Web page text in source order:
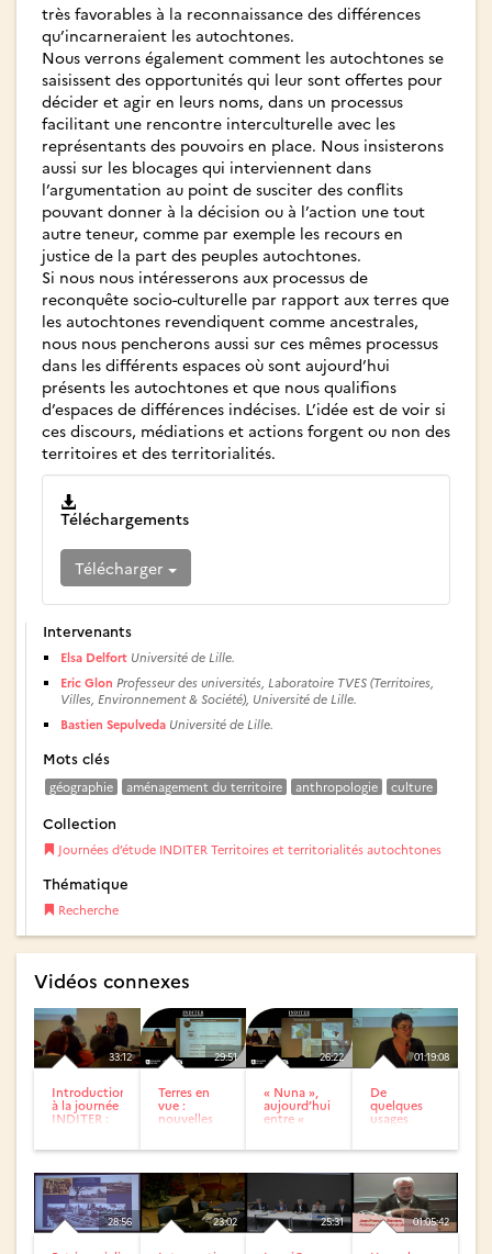
très favorables à la reconnaissance des différences
qu’incarneraient les autochtones.
Nous verrons également comment les autochtones se
saisissent des opportunités qui leur sont offertes pour
décider et agir en leurs noms, dans un processus
facilitant une rencontre interculturelle avec les
représentants des pouvoirs en place. Nous insisterons
aussi sur les blocages qui interviennent dans
l’argumentation au point de susciter des conflits
pouvant donner à la décision ou à l’action une tout
autre teneur, comme par exemple les recours en
justice de la part des peuples autochtones.
Si nous nous intéresserons aux processus de
reconquête socio-culturelle par rapport aux terres que
les autochtones revendiquent comme ancestrales,
nous nous pencherons aussi sur ces mêmes processus
dans les différents espaces où sont aujourd’hui
présents les autochtones et que nous qualifions
d’espaces de différences indécises. L’idée est de voir si
ces discours, médiations et actions forgent ou non des
territoires et des territorialités.
Téléchargements
Télécharger
Intervenants
Elsa Delfort Université de Lille.
Eric Glon Professeur des universités, Laboratoire TVES (Territoires,
Villes, Environnement & Société), Université de Lille.
Bastien Sepulveda Université de Lille.
Mots clés
géographie aménagement du territoire anthropologie culture
Collection
Journées d’étude INDITER Territoires et territorialités autochtones
Thématique
Recherche
Vidéos connexes
33:12
Introduction
à la journée
INDITER :
29:51
Terres en
vue :
nouvelles
26:22
« Nuna »,
aujourd’hui
entre «
01:19:08
De
quelques
usages
:...
28:56 23:02 25:31 01:05:42